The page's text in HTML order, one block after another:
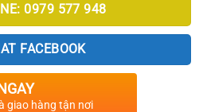
0979 577 948
FACEBOOK
giao hàng tận nơi